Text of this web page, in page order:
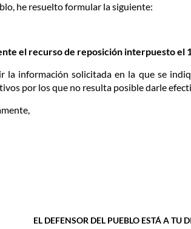
he resuelto formular la siguiente:
el recurso de reposición interpuesto el
la información solicitada en la que se
por los que no resulta posible darle
EL DEFENSOR DEL PUEBLO ESTÁ A TU